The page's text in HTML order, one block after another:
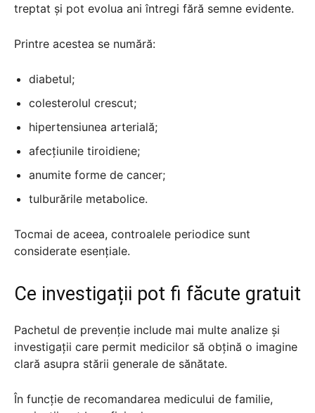
treptat și pot evolua ani întregi fără semne evidente.
Printre acestea se numără:
diabetul;
colesterolul crescut;
hipertensiunea arterială;
afecțiunile tiroidiene;
anumite forme de cancer;
tulburările metabolice.
Tocmai de aceea, controalele periodice sunt
considerate esențiale.
Ce investigații pot fi făcute gratuit
Pachetul de prevenție include mai multe analize și
investigații care permit medicilor să obțină o imagine
clară asupra stării generale de sănătate.
În funcție de recomandarea medicului de familie,